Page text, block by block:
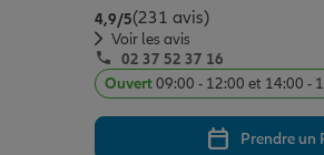
4,9/5Note de 4.9 sur 5
(231 avis)
Voir les avis
02 37 52 37 16
Ouvert09:00 - 12:00 et 14:00 -
Prendre un